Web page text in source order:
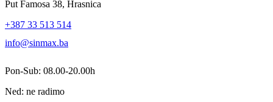
Put Famosa 38, Hrasnica
+387 33 513 514
info@sinmax.ba
Pon-Sub: 08.00-20.00h
Ned: ne radimo